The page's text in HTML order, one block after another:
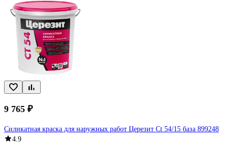
9 765 ₽
Силикатная краска для наружных работ Церезит Ct 54/15 база 899248
4.9